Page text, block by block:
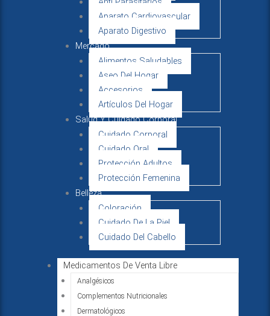
Aparato Cardiovascular
Aparato Digestivo
Mercado
Alimentos Saludables
Aseo Del Hogar
Accesorios
Artículos Del Hogar
Salud Y Cuidado Corporal
Cuidado Corporal
Cuidado Oral
Protección Adultos
Protección Femenina
Belleza
Coloración
Cuidado De La Piel
Cuidado Del Cabello
Medicamentos De Venta Libre
Analgésicos
Complementos Nutricionales
Dermatológicos